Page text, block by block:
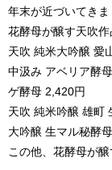
年末が近づいてき
花酵母が醸す天吹
天吹 純米大吟醸 愛
中汲み アベリア酵
ゲ酵母 2,420円
天吹 純米吟醸 雄
大吟醸 生マル秘酵
この他、花酵母が